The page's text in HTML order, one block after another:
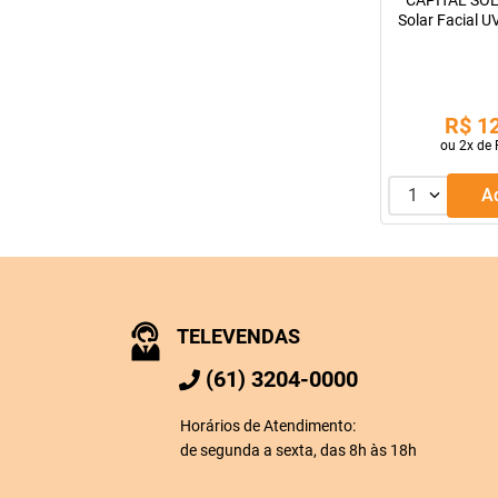
Solar Facial
R$
ou2x de
1
TELEVENDAS
(61) 3204-0000
Horários de Atendimento:
de segunda a sexta, das 8h às 18h